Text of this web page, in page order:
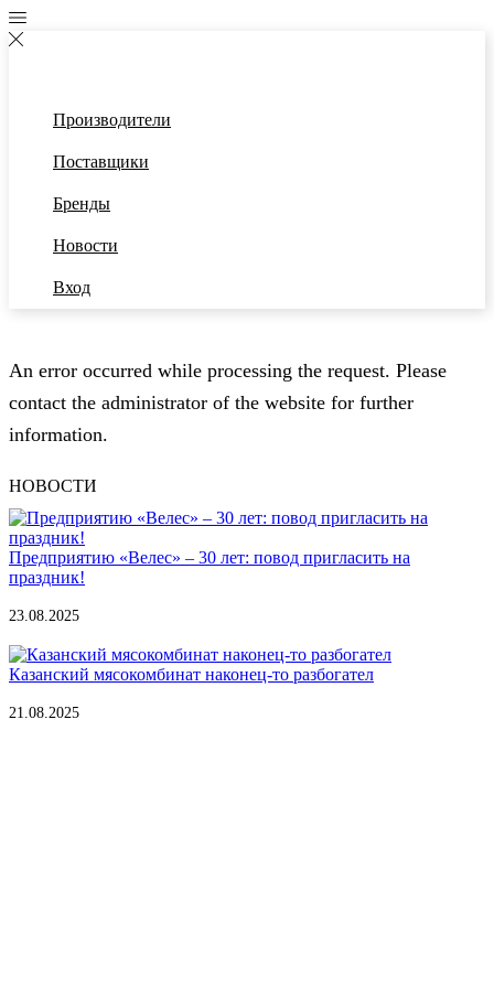
Производители
Поставщики
Бренды
Новости
Вход
An error occurred while processing the request. Please
contact the administrator of the website for further
information.
НОВОСТИ
Предприятию «Велес» – 30 лет: повод пригласить на
праздник!
23.08.2025
Казанский мясокомбинат наконец-то разбогател
21.08.2025